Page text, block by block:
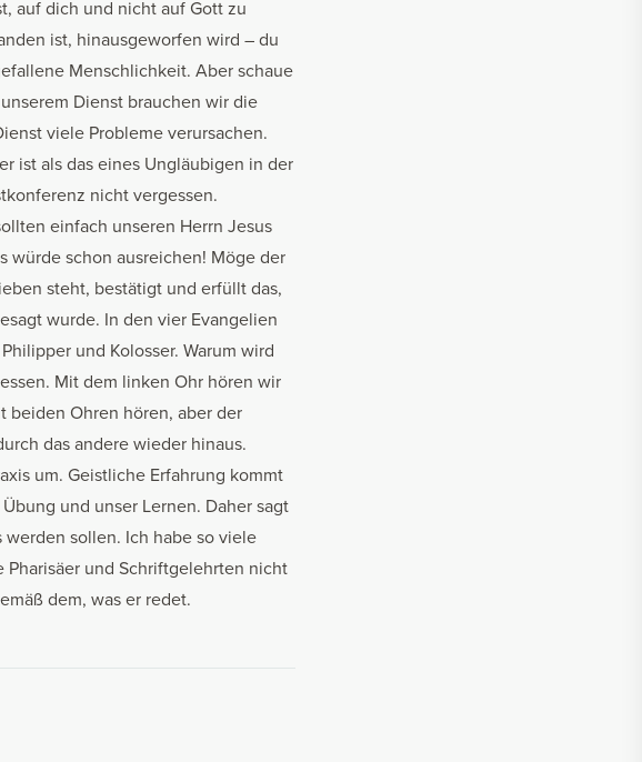
auf dich und nicht auf Gott zu
ist, hinausgeworfen wird – du
Menschlichkeit. Aber schaue
Dienst brauchen wir die
viele Probleme verursachen.
ist als das eines Ungläubigen in der
nicht vergessen.
einfach unseren Herrn Jesus
würde schon ausreichen! Möge der
steht, bestätigt und erfüllt das,
wurde. In den vier Evangelien
und Kolosser. Warum wird
Mit dem linken Ohr hören wir
beiden Ohren hören, aber der
das andere wieder hinaus.
um. Geistliche Erfahrung kommt
und unser Lernen. Daher sagt
werden sollen. Ich habe so viele
und Schriftgelehrten nicht
dem, was er redet.